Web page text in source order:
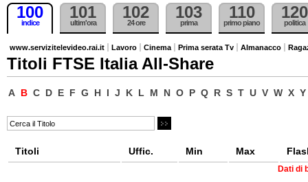
100
indice
101
ultim'ora
102
24 ore
103
prima
110
primo piano
120
politica
www.servizitelevideo.rai.it Lavoro Cinema Prima serata Tv Almanacco
Titoli FTSE Italia All-Share
A B C D E F G H I J K L M N O P Q R S T U V W X Y
Titoli Uffic. Min Max
Dati di